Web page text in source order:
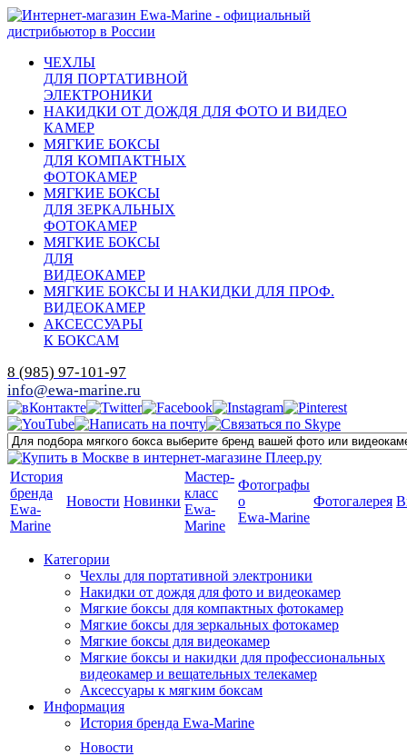
ЧЕХЛЫ
ДЛЯ ПОРТАТИВНОЙ
ЭЛЕКТРОНИКИ
НАКИДКИ ОТ ДОЖДЯ ДЛЯ ФОТО И ВИДЕО
КАМЕР
МЯГКИЕ БОКСЫ
ДЛЯ КОМПАКТНЫХ
ФОТОКАМЕР
МЯГКИЕ БОКСЫ
ДЛЯ ЗЕРКАЛЬНЫХ
ФОТОКАМЕР
МЯГКИЕ БОКСЫ
ДЛЯ
ВИДЕОКАМЕР
МЯГКИЕ БОКСЫ И НАКИДКИ ДЛЯ ПРОФ.
ВИДЕОКАМЕР
АКСЕССУАРЫ
К БОКСАМ
8 (985) 97-101-97
info@ewa-marine.ru
История
бренда
Ewa-
Marine
Новости Новинки
Мастер-
класс
Ewa-
Marine
Фотографы
о
Ewa-Marine
Фотогалерея
Категории
Чехлы для портативной электроники
Накидки от дождя для фото и видеокамер
Мягкие боксы для компактных фотокамер
Мягкие боксы для зеркальных фотокамер
Мягкие боксы для видеокамер
Мягкие боксы и накидки для профессиональных
видеокамер и вещательных телекамер
Аксессуары к мягким боксам
Информация
История бренда Ewa-Marine
Новости